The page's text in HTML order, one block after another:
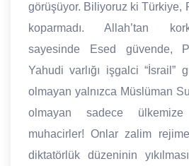
görüşüyor. Biliyoruz ki Türkiye,
koparmadı. Allah’tan
sayesinde Esed güvende,
Yahudi varlığı işgalci “İsrail”
olmayan yalnızca Müslüman
olmayan sadece ülkemize
muhacirler! Onlar zalim
diktatörlük düzeninin